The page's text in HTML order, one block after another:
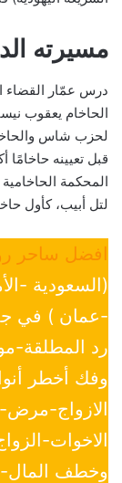
مسيرته
درس عمّار القضاء
الحاخام يعقوب
لحزب شاس
قبل تعيينه
لتل أبيب، كأول
افضل ساحر
(السعودية -
-عمان ) في
رد المطلقة-
وفك أخطر
الازواج-
الاخوات-
وخطف المال-